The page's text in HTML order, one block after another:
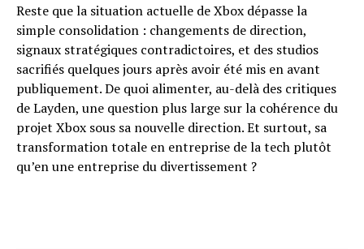
Reste que la situation actuelle de Xbox dépasse la
simple consolidation : changements de direction,
signaux stratégiques contradictoires, et des studios
sacrifiés quelques jours après avoir été mis en avant
publiquement. De quoi alimenter, au-delà des critiques
de Layden, une question plus large sur la cohérence du
projet Xbox sous sa nouvelle direction. Et surtout, sa
transformation totale en entreprise de la tech plutôt
qu’en une entreprise du divertissement ?